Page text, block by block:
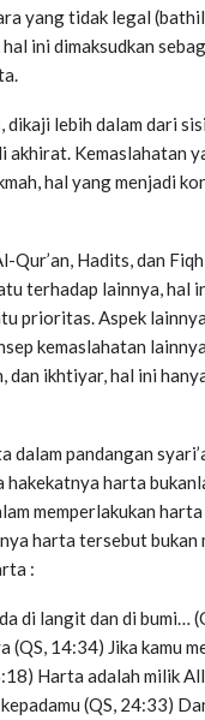
yang tidak legal
ini dimaksudkan
lebih dalam dari
akhirat. Kemaslahatan
hal yang menjadi
Hadits, dan
terhadap lainnya, hal
prioritas. Aspek
kemaslahatan
dan ikhtiyar, hal ini
pandangan
hakekatnya harta
memperlakukan
harta tersebut
:
di langit dan di bumi…
(QS, 14:34) Jika kamu
Harta adalah milik
(QS, 24:33)